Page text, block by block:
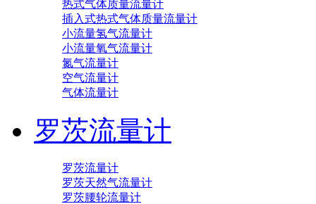
热式气体质量流量计
插入式热式气体质量流量计
小流量氢气流量计
小流量氧气流量计
氮气流量计
空气流量计
气体流量计
罗茨流量计
罗茨流量计
罗茨天然气流量计
罗茨腰轮流量计